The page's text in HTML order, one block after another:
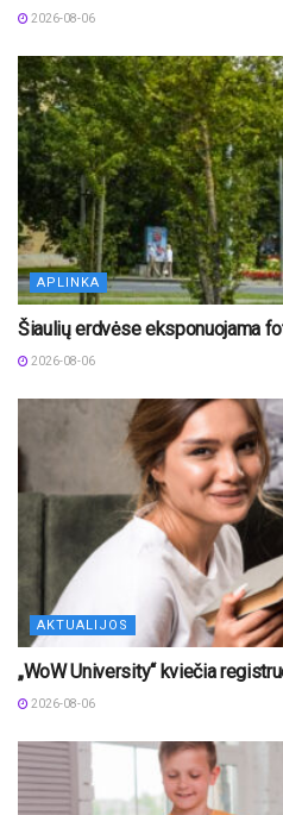
2026-08-06
APLINKA
Šiaulių erdvėse eksponuojama
2026-08-06
AKTUALIJOS
„WoW University“ kviečia
2026-08-06